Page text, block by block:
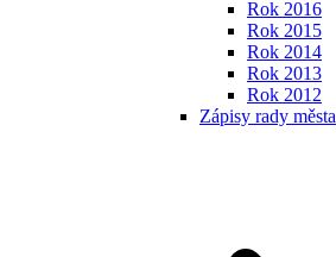
Rok 2016
Rok 2015
Rok 2014
Rok 2013
Rok 2012
Zápisy rady města